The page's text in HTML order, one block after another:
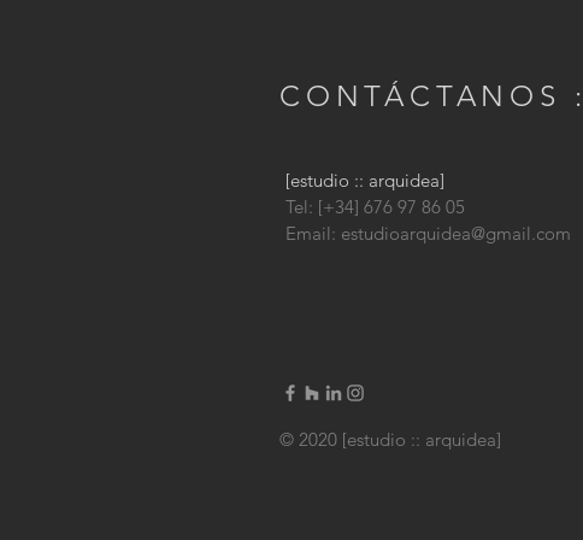
CONTÁCTANOS :
[estudio :: arquidea]
Tel: [+34] 676 97 86 05
Email: estudioarquidea@gmail.com
© 2020 [estudio :: arquidea]